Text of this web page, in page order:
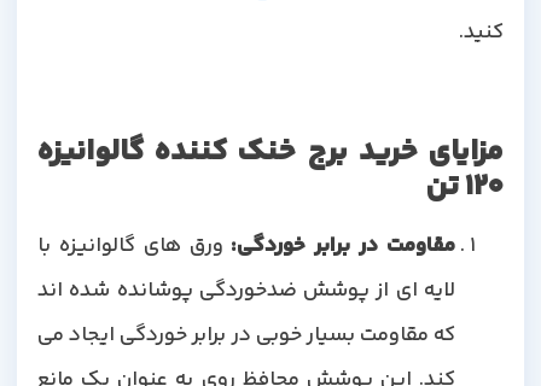
کنید.
مزایای خرید برج خنک کننده گالوانیزه
120 تن
مقاومت در برابر خوردگی: ورق های گالوانیزه با
لایه ای از پوشش ضدخوردگی پوشانده شده اند
که مقاومت بسیار خوبی در برابر خوردگی ایجاد می